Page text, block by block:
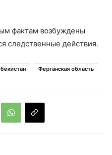
фактам возбуждены
следственные действия.
Ферганская область